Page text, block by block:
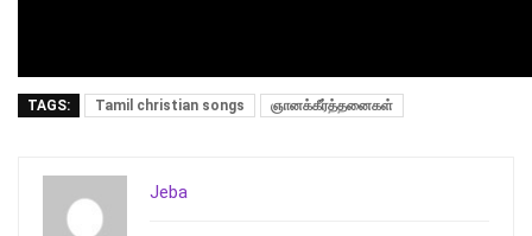
TAGS: Tamil christian songs ஞானக்கீர்த்தனைகள்
Jeba